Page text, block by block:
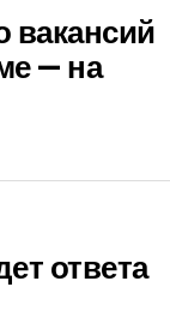
— на
ответа